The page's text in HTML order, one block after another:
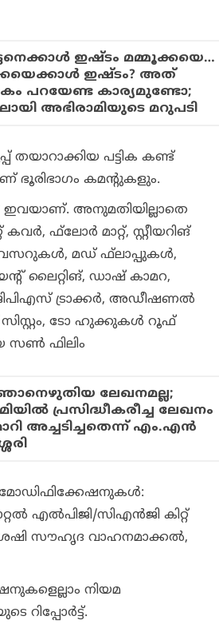
ഇഷ്ടം മമ്മൂക്കയെ…
ഇഷ്ടം? അത്
പറയേണ്ട കാര്യമുണ്ടോ;
അഭിരാമിയുടെ മറുപടി
പട്ടിക കണ്ട്
ഭൂരിഭാഗം കമന്റുകളും.
ഇവയാണ്. അനുമതിയില്ലാതെ
ഫ്‌ലോര്‍ മാറ്റ്, സ്റ്റീയറിങ്
മഡ് ഫ്‌ലാപ്പുകള്‍,
ലൈറ്റിങ്, ഡാഷ് കാമറ,
ട്രാക്കര്‍, അഡീഷണല്‍
സിസ്റ്റം, ടോ ഹുക്കുകള്‍ റൂഫ്
സണ്‍ ഫിലിം
ലേഖനമല്ല;
പ്രസിദ്ധീകരീച്ച ലേഖനം
അച്ചടിച്ചതെന്ന് എം.എന്‍
മോഡിഫിക്കേഷനുകള്‍:
എല്‍പിജി/സിഎന്‍ജി കിറ്റ്
സൗഹൃദ വാഹനമാക്കല്‍,
നിയമ
റിപ്പോര്‍ട്ട്.